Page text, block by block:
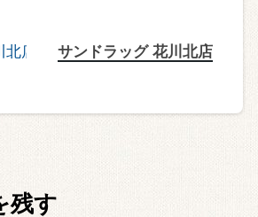
サンドラッグ 花川北店
残す